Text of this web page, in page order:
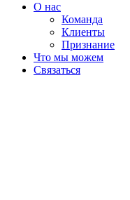
О нас
Команда
Клиенты
Признание
Что мы можем
Связаться